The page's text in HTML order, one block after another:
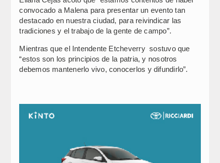
convocado a Malena para presentar un evento tan
destacado en nuestra ciudad, para reivindicar las
tradiciones y el trabajo de la gente de campo”.
Mientras que el Intendente Etcheverry sostuvo que
“estos son los principios de la patria, y nosotros
debemos mantenerlo vivo, conocerlos y difundirlo”.